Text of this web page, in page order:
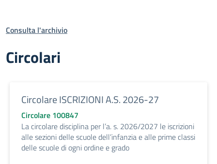
Consulta l'archivio
Circolari
Circolare ISCRIZIONI A.S. 2026-27
Circolare 100847
La circolare disciplina per l’a. s. 2026/2027 le iscrizioni
alle sezioni delle scuole dell’infanzia e alle prime classi
delle scuole di ogni ordine e grado